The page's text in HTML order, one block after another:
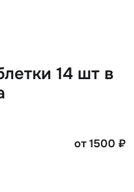
14 шт в
от 1500 ₽